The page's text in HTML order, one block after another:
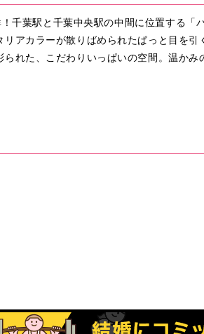
千葉駅と千葉中央駅の中間に位置する「
アカラーが散りばめられたぱっと目を
れた、こだわりいっぱいの空間。温か